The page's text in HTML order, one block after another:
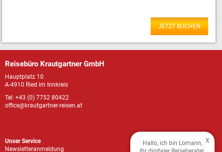
JETZT BUCHEN
Reisebüro Krautgartner GmbH
Hauptplatz 10
A-4910 Ried im Innkreis
Tel: +43 (0) 7752 80422
office@krautgartner-reisen.at
Unser Service
Newsletteranmeldung
X
Hallo, ich bin Lomann,